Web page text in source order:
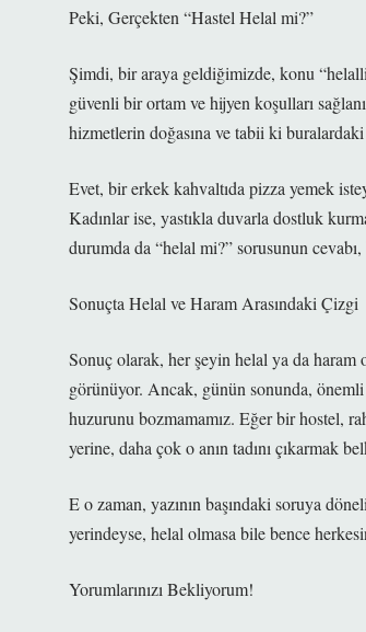
Peki, Gerçekten “Hastel Helal mi?”
Şimdi, bir araya geldiğimizde, konu
güvenli bir ortam ve hijyen koşulları
hizmetlerin doğasına ve tabii ki
Evet, bir erkek kahvaltıda pizza yemek
Kadınlar ise, yastıkla duvarla dostluk
durumda da “helal mi?” sorusunun
Sonuçta Helal ve Haram Arasındaki Çizgi
Sonuç olarak, her şeyin helal ya da
görünüyor. Ancak, günün sonunda, önemli
huzurunu bozmamamız. Eğer bir hostel,
yerine, daha çok o anın tadını çıkarmak
E o zaman, yazının başındaki soruya
yerindeyse, helal olmasa bile bence
Yorumlarınızı Bekliyorum!